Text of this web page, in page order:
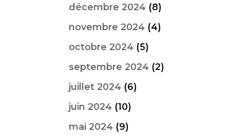
décembre 2024 (8)
novembre 2024 (4)
octobre 2024 (5)
septembre 2024 (2)
juillet 2024 (6)
juin 2024 (10)
mai 2024 (9)